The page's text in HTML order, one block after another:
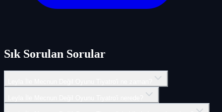
Sık Sorulan Sorular